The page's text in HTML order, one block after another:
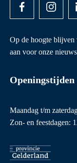
Op de hoogte blijven
aan voor onze
Openingstijden
Maandag t/m
Zon- en feestdagen: